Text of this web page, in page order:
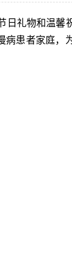
日礼物和温馨
病患者家庭，